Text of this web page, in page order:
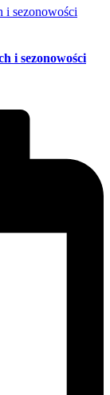
i sezonowości